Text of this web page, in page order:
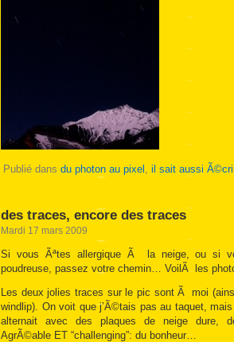
Publié dans du photon au pixel , il sait aussi
des traces, encore des traces
Mardi 17 mars 2009
Si vous Ãªtes allergique Ã la neige, ou si
poudreuse, passez votre chemin… VoilÃ les
Les deux jolies traces sur le pic sont Ã moi
windlip). On voit que j’Ã©tais pas au taquet,
alternait avec des plaques de neige dure,
AgrÃ©able ET “challenging”: du bonheur…